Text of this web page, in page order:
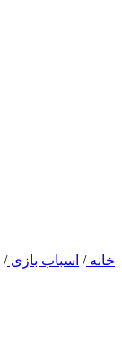
خانه/ اسباب بازی/